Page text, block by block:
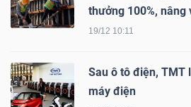
thưởng 100%,
19/12 10:11
Sau ô tô điện, TMT
máy điện
VẬT
LIỆU